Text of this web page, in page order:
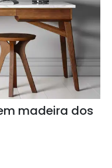
madeira dos